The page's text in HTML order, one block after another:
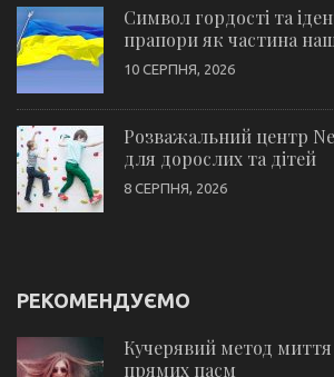
Символ гордості та
прапори як частина
10 СЕРПНЯ, 2026
Розважальний центр
для дорослих та дітей
8 СЕРПНЯ, 2026
РЕКОМЕНДУЄМО
Кучерявий метод
прямих пасм